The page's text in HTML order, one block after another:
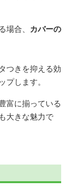
合、 カバーの
つきを抑える効
します。
富に揃っている
大きな魅力で